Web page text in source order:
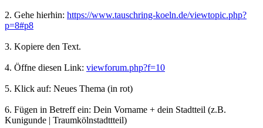
2. Gehe hierhin: https://www.tauschring-koeln.de/viewtopic.php?
p=8#p8
3. Kopiere den Text.
4. Öffne diesen Link: viewforum.php?f=10
5. Klick auf: Neues Thema (in rot)
6. Fügen in Betreff ein: Dein Vorname + dein Stadtteil (z.B.
Kunigunde | Traumkölnstadttteil)